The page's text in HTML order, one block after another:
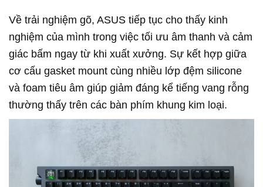
Về trải nghiệm gõ, ASUS tiếp tục cho thấy kinh
nghiệm của mình trong việc tối ưu âm thanh và cảm
giác bấm ngay từ khi xuất xưởng. Sự kết hợp giữa
cơ cấu gasket mount cùng nhiều lớp đệm silicone
và foam tiêu âm giúp giảm đáng kể tiếng vang rỗng
thường thấy trên các bàn phím khung kim loại.